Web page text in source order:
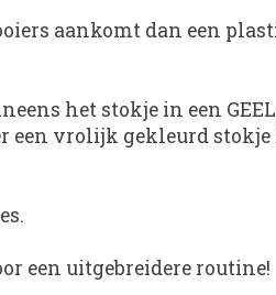
aankomt dan een
het stokje in een
een vrolijk gekleurd stokje
een uitgebreidere routine!